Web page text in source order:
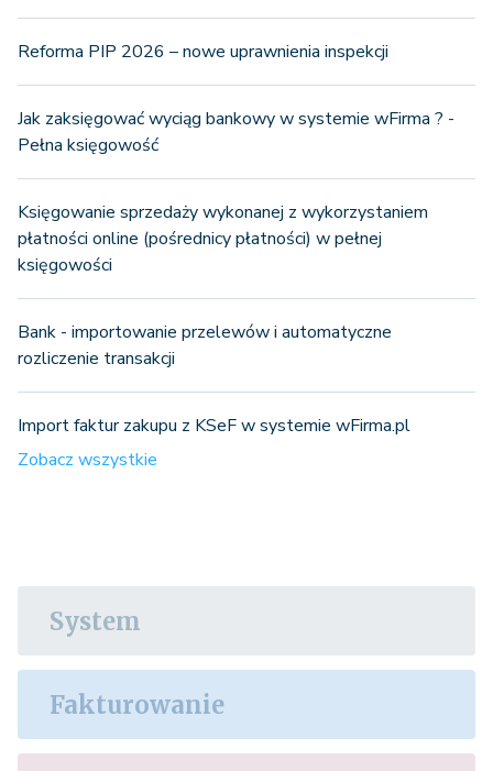
Reforma PIP 2026 – nowe uprawnienia inspekcji
Jak zaksięgować wyciąg bankowy w systemie wFirma ? -
Pełna księgowość
Księgowanie sprzedaży wykonanej z wykorzystaniem
płatności online (pośrednicy płatności) w pełnej
księgowości
Bank - importowanie przelewów i automatyczne
rozliczenie transakcji
Import faktur zakupu z KSeF w systemie wFirma.pl
Zobacz wszystkie
System
Fakturowanie